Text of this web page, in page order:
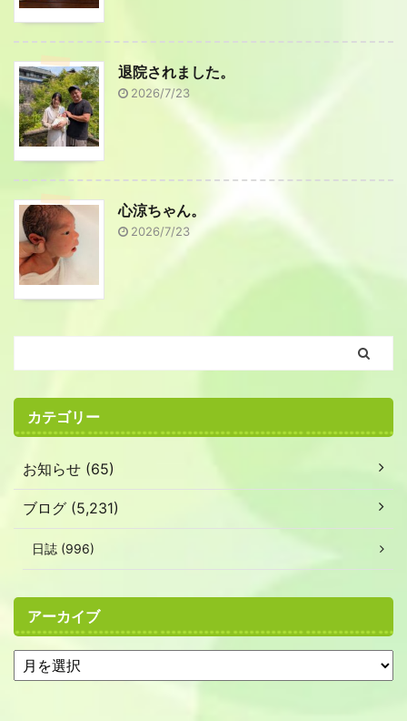
退院されました。
2026/7/23
心涼ちゃん。
2026/7/23
カテゴリー
お知らせ (65)
ブログ (5,231)
日誌 (996)
アーカイブ